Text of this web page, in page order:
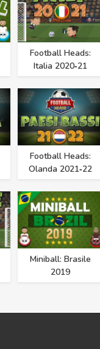
Football Heads:
Italia 2020‑21
Football Heads:
Olanda 2021‑22
Miniball: Brasile
2019